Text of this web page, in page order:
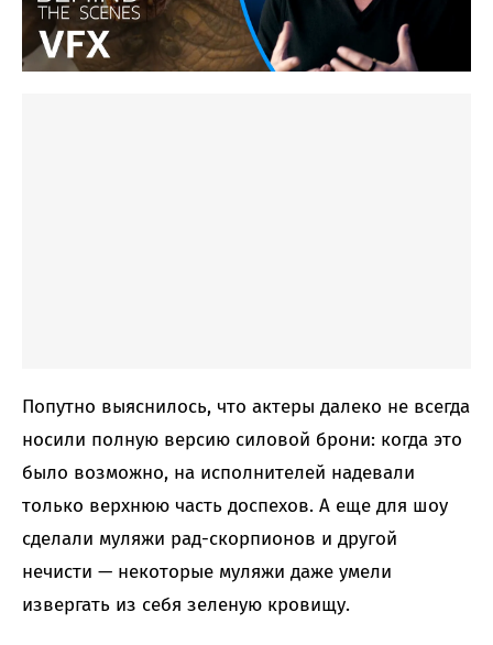
Попутно выяснилось, что актеры далеко не всегда
носили полную версию силовой брони: когда это
было возможно, на исполнителей надевали
только верхнюю часть доспехов. А еще для шоу
сделали муляжи рад-скорпионов и другой
нечисти — некоторые муляжи даже умели
извергать из себя зеленую кровищу.